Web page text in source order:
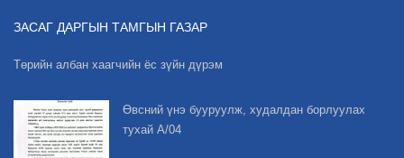
ЗАСАГ ДАРГЫН ТАМГЫН ГАЗАР
Төрийн албан хаагчийн ёс зүйн дүрэм
Өвсний үнэ бууруулж, худалдан борлуулах
тухай А/04